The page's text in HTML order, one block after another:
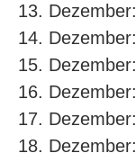
13. Dezember:
14. Dezember:
15. Dezember:
16. Dezember:
17. Dezember:
18. Dezember: